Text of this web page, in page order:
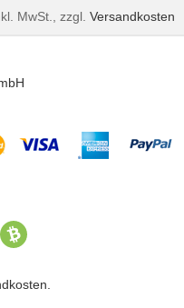
MwSt., zzgl. Versandkosten